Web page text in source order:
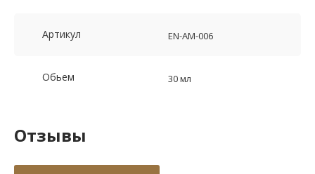
Артикул EN-AM-006
Обьем 30 мл
Отзывы